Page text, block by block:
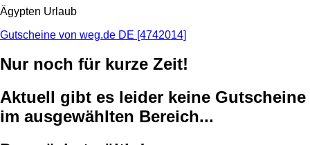
Ägypten Urlaub
Gutscheine von weg.de DE [4742014]
Nur noch für kurze Zeit!
Aktuell gibt es leider keine Gutscheine
im ausgewählten Bereich...